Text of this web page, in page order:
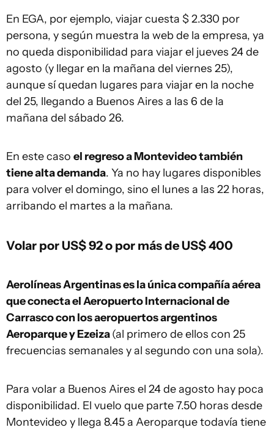
En EGA, por ejemplo, viajar cuesta $ 2.330 por
persona, y según muestra la web de la empresa, ya
no queda disponibilidad para viajar el jueves 24 de
agosto (y llegar en la mañana del viernes 25),
aunque sí quedan lugares para viajar en la noche
del 25, llegando a Buenos Aires a las 6 de la
mañana del sábado 26.
En este caso el regreso a Montevideo también
tiene alta demanda. Ya no hay lugares disponibles
para volver el domingo, sino el lunes a las 22 horas,
arribando el martes a la mañana.
Volar por US$ 92 o por más de US$ 400
Aerolíneas Argentinas es la única compañía aérea
que conecta el Aeropuerto Internacional de
Carrasco con los aeropuertos argentinos
Aeroparque y Ezeiza(al primero de ellos con 25
frecuencias semanales y al segundo con una sola).
Para volar a Buenos Aires el 24 de agosto hay poca
disponibilidad. El vuelo que parte 7.50 horas desde
Montevideo y llega 8.45 a Aeroparque todavía tiene